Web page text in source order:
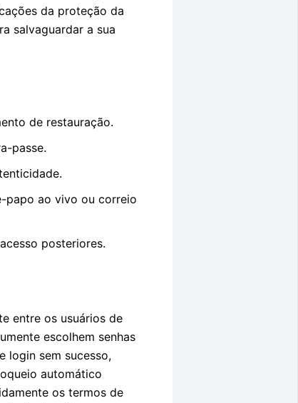
da proteção da
salvaguardar a sua
de restauração.
passe.
papo ao vivo ou correio
posteriores.
entre os usuários de
escolhem senhas
login sem sucesso,
automático
os termos de